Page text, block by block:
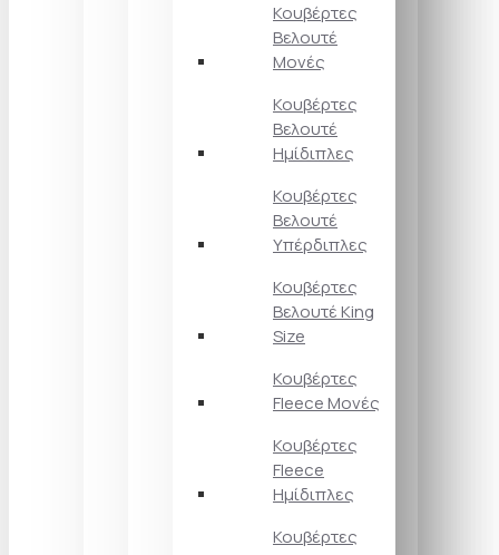
Κουβέρτες
Βελουτέ
Μονές
Κουβέρτες
Βελουτέ
Ημίδιπλες
Κουβέρτες
Βελουτέ
Υπέρδιπλες
Κουβέρτες
Βελουτέ King
Size
Κουβέρτες
Fleece Μονές
Κουβέρτες
Fleece
Ημίδιπλες
Κουβέρτες